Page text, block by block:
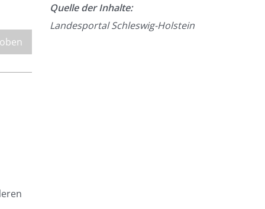
Quelle der Inhalte:
Landesportal Schleswig-Holstein